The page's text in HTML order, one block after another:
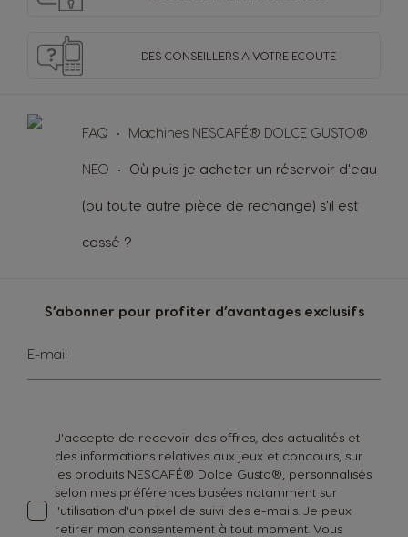
DES CONSEILLERSA VOTRE ECOUTE
FAQ Machines NESCAFÉ® DOLCE GUSTO®
NEO Où puis-je acheter un réservoir d'eau
(ou toute autre pièce de rechange) s'il est
cassé ?
S’abonner pour profiter d’avantages exclusifs
Inscription
à
notre
E-mail
J'accepte de recevoir des offres, des actualités et
des informations relatives aux jeux et concours, sur
les produits NESCAFÉ® Dolce Gusto®, personnalisés
selon mes préférences basées notamment sur
l'utilisation d'un pixel de suivi des e-mails. Je peux
retirer mon consentement à tout moment. Vous